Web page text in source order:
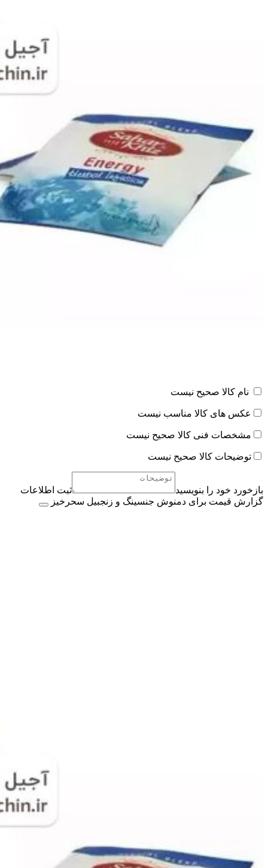
نام کالا صحیح نیست
عکس های کالا مناسب نیست
مشخصات فنی کالا صحیح نیست
توضیحات کالا صحیح نیست
بازخورد خود را بنویسید
ثبت اطلاعات
گزارش قیمت برای دمنوش جنسینگ و زنجبیل سحرخیز